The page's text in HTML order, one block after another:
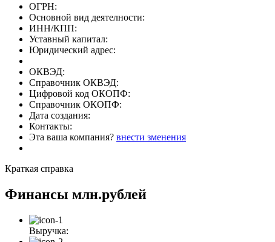
ОГРН:
Основной вид деятелности:
ИНН/КПП:
Уставный капитал:
Юридический адрес:
ОКВЭД:
Справочник ОКВЭД:
Цифровой код ОКОПФ:
Справочник ОКОПФ:
Дата создания:
Контакты:
Эта ваша компания? внести зменения
Краткая справка
Финансы млн.рублей
Выручка: